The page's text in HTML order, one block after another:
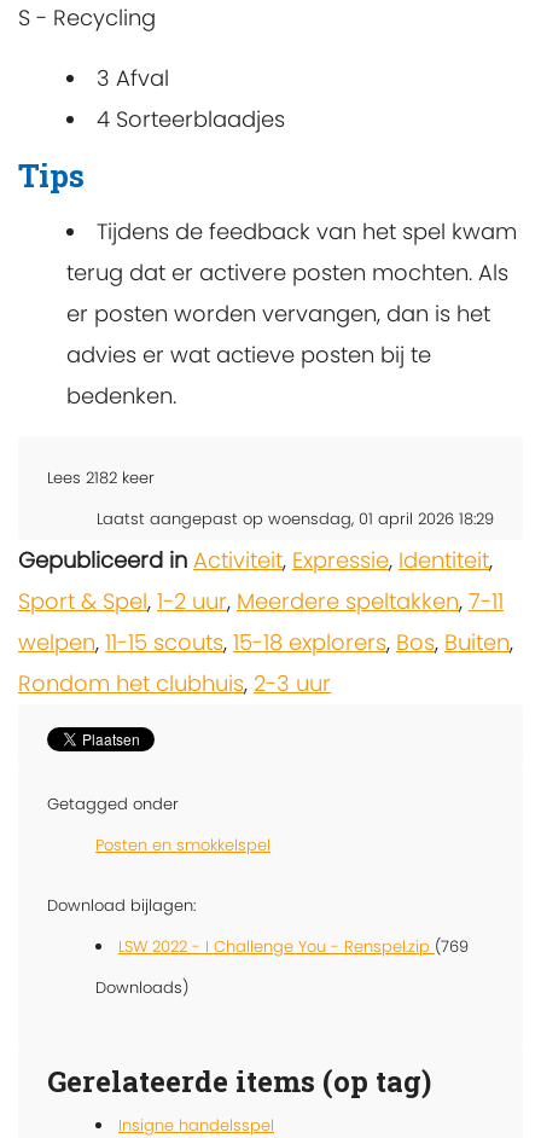
S - Recycling
3 Afval
4 Sorteerblaadjes
Tips
Tijdens de feedback van het spel kwam
terug dat er activere posten mochten. Als
er posten worden vervangen, dan is het
advies er wat actieve posten bij te
bedenken.
Lees 2182 keer
Laatst aangepast op woensdag, 01 april 2026 18:29
Gepubliceerd in Activiteit, Expressie, Identiteit,
Sport & Spel, 1-2 uur, Meerdere speltakken, 7-11
welpen, 11-15 scouts, 15-18 explorers, Bos, Buiten,
Rondom het clubhuis, 2-3 uur
Getagged onder
Posten en smokkelspel
Download bijlagen:
LSW 2022 - I Challenge You - Renspel.zip (769
Downloads)
Gerelateerde items (op tag)
Insigne handelsspel